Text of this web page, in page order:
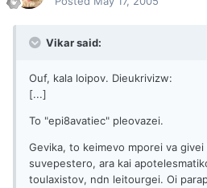
Vikar said:
Ouf, kala loipov. Dieukrivizw:
[...]
To "epi8avatiec" pleovazei.
Gevika, to keimevo mporei va
suvepestero, ara kai
toulaxistov, ndn leitourgei. Oi